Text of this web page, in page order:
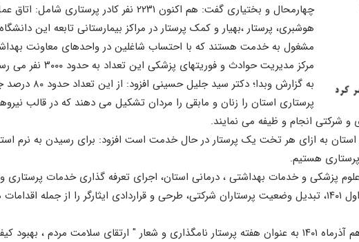
چهارمحال و بختیاری گفت: هم اکنون ۲۲۳۱ نفر کادر پرستاری شامل:
هوشبری، پرستار ،بهیار و کمک پرستار در مراکز بیمارستانی تابعه این دانشگاه
مشغول به خدمت هستند که با احتساب شاغلین در واحدهای معاونت
مرکز مدیریت حوادث و فوریتهای پزشکی این تعداد به حدود ۳۰۰۰ نفر می رسد.
به گزارش وبدا؛ دکتر سید جلیل حسینی
پرستاری استان را زنان و مابقی را مردان تشکیل می دهند که در قالب
و شرکتی انجام و ظیفه می نمایند.
استان به ازای هر تخت یک پرستار در حال خدمت است افزود: برای رسیدن به نرم
هستیم.
پزشکی و خدمات بهداشتی ، درمانی استان، اجرای تعرفه گذاری خدمات پرستاری و
پرداخت علی الحساب ۳ ماهه اول ۱۴۰۱، تبدیل وضعیت پرستاران شرکتی، طرحی و قراردادی ایثارگر را از جمله
گفتنی است، پنجم لغایت یازدهم آذرماه ۱۴۰۱ به عنوان هفته پرستار نامگذاری و شعار " ارتقای سلامت مردم ،